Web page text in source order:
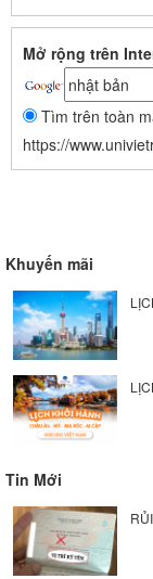
Mở rộng trên
Tìm trên toàn
https://
Khuyến mãi
Tin Mới